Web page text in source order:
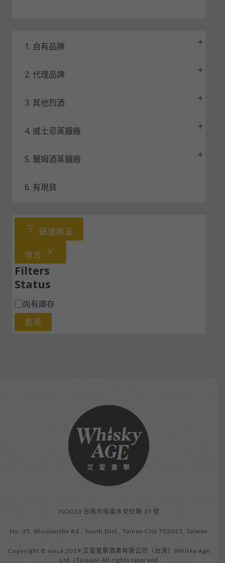
1. 自有品牌
2. 代理品牌
3. 其他烈酒
4. 威士忌蒸餾廠
5. 蘭姆酒蒸餾廠
6. 有現貨
篩選商品
收合
Filters
Status
尚有庫存
套用
702023 台南市南區水交社路 35 號
No. 35, Shuijiaoshe Rd., South Dist., Tainan City 702023, Taiwan
Copyright © since 2019 艾雷重擊酒業有限公司（台灣）Whisky Age
Ltd. (Taiwan) All rights reserved